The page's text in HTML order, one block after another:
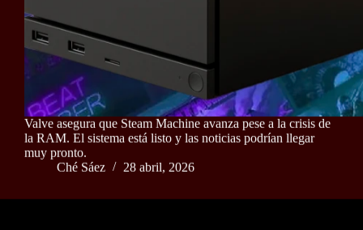
Valve asegura que Steam Machine avanza pese a la crisis de
la RAM. El sistema está listo y las noticias podrían llegar
muy pronto.
Ché Sáez
28 abril, 2026